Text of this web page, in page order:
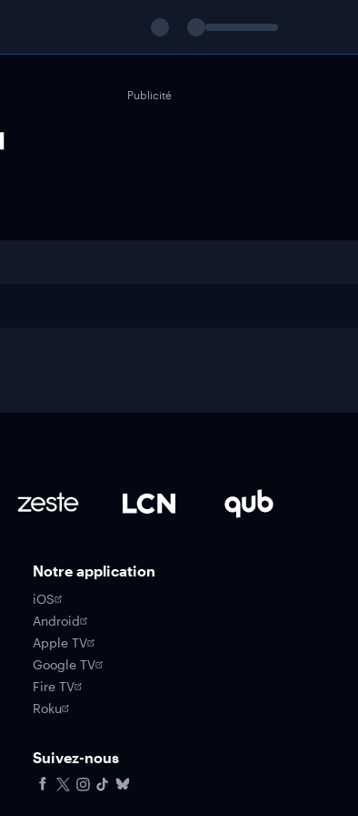
Publicité
Notre application
iOS
Android
Apple TV
Google TV
Fire TV
Roku
Suivez-nous